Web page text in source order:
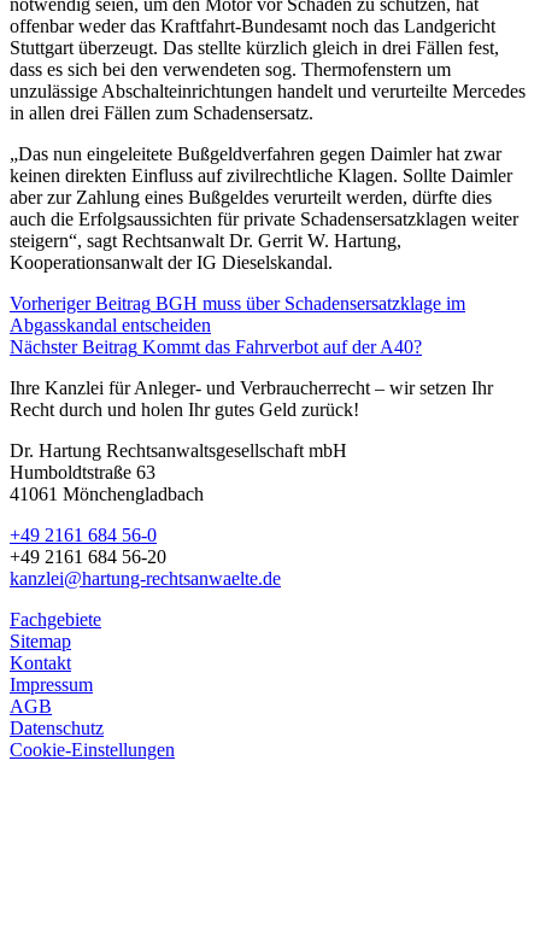
notwendig seien, um den Motor vor Schäden zu schützen, hat
offenbar weder das Kraftfahrt-Bundesamt noch das Landgericht
Stuttgart überzeugt. Das stellte kürzlich gleich in drei Fällen fest,
dass es sich bei den verwendeten sog. Thermofenstern um
unzulässige Abschalteinrichtungen handelt und verurteilte Mercedes
in allen drei Fällen zum Schadensersatz.
„Das nun eingeleitete Bußgeldverfahren gegen Daimler hat zwar
keinen direkten Einfluss auf zivilrechtliche Klagen. Sollte Daimler
aber zur Zahlung eines Bußgeldes verurteilt werden, dürfte dies
auch die Erfolgsaussichten für private Schadensersatzklagen weiter
steigern“, sagt Rechtsanwalt Dr. Gerrit W. Hartung,
Kooperationsanwalt der IG Dieselskandal.
Vorheriger Beitrag BGH muss über Schadensersatzklage im
Abgasskandal entscheiden
Nächster Beitrag Kommt das Fahrverbot auf der A40?
Ihre Kanzlei für Anleger- und Verbraucherrecht – wir setzen Ihr
Recht durch und holen Ihr gutes Geld zurück!
Dr. Hartung Rechtsanwaltsgesellschaft mbH
Humboldtstraße 63
41061 Mönchengladbach
+49 2161 684 56-0
+49 2161 684 56-20
kanzlei@hartung-rechtsanwaelte.de
Fachgebiete
Sitemap
Kontakt
Impressum
AGB
Datenschutz
Cookie-Einstellungen